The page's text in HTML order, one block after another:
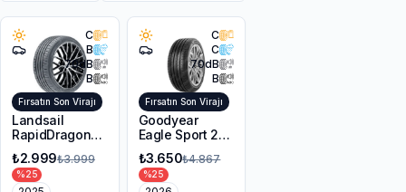
C
B
70dB
B
Fırsatın Son Virajı
Landsail
RapidDragon
215/55R17 98W
XL
₺2.999₺3.999
%25
C
C
70dB
B
Fırsatın Son Virajı
Goodyear
Eagle Sport 2
94Y XL FP
₺3.650₺4.867
%25